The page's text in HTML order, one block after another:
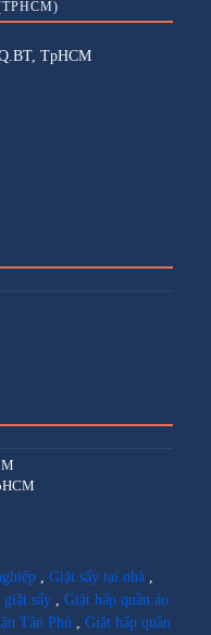
TpHCM
Giặt sấy tại nhà
sấy
Giặt hấp quần áo
Tân Phú
Giặt hấp quần